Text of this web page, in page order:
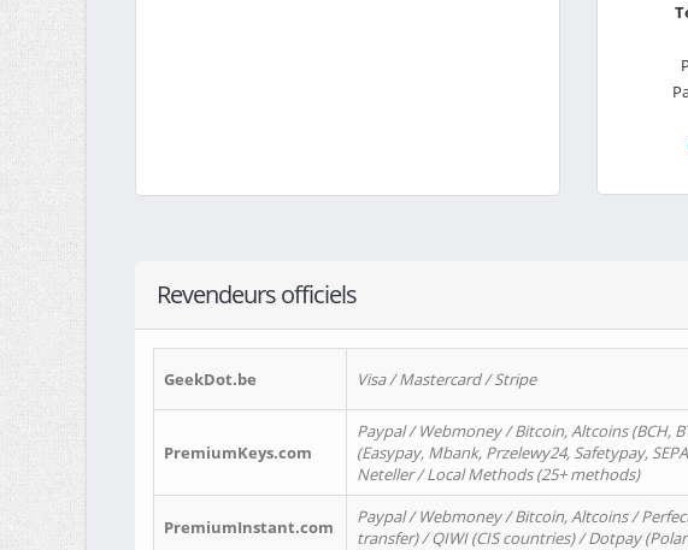
Revendeurs officiels
GeekDot.be Visa / Mastercard / Stripe
PremiumKeys.com
Paypal / Webmoney / Bitcoin, Altcoins (BCH,
(Easypay, Mbank, Przelewy24, Safetypay,
Neteller / Local Methods (25+ methods)
PremiumInstant.com
Paypal / Webmoney / Bitcoin, Altcoins /
transfer) / QIWI (CIS countries) / Dotpay